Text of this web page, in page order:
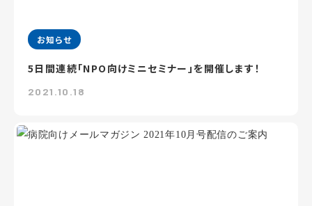
お知らせ
5日間連続「NPO向けミニセミナー」を開催します！
2021.10.18